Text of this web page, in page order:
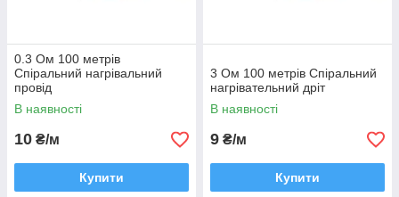
0.3 Ом 100 метрів
Спіральний нагрівальний
провід
В наявності
10 ₴/м
Купити
3 Ом 100 метрів Спіральний
нагрівательний дріт
В наявності
9 ₴/м
Купити